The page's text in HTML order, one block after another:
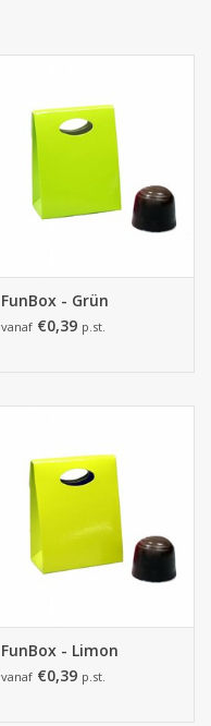
FunBox - Grün
vanaf €0,39 p.st.
FunBox - Limon
vanaf €0,39 p.st.